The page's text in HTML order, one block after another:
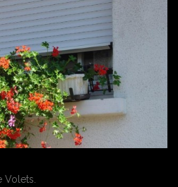
Volets.